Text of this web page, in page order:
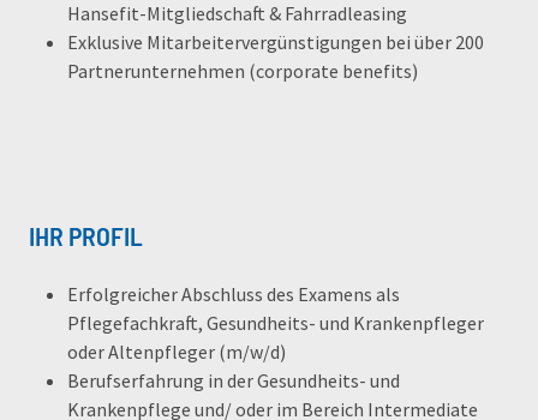
Hansefit-Mitgliedschaft & Fahrradleasing
Exklusive Mitarbeitervergünstigungen bei über 200
Partnerunternehmen (corporate benefits)
IHR PROFIL
Erfolgreicher Abschluss des Examens als
Pflegefachkraft, Gesundheits- und Krankenpfleger
oder Altenpfleger (m/w/d)
Berufserfahrung in der Gesundheits- und
Krankenpflege und/ oder im Bereich Intermediate